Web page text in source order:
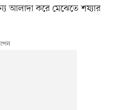
আলাদা করে মেঝেতে শয্যার